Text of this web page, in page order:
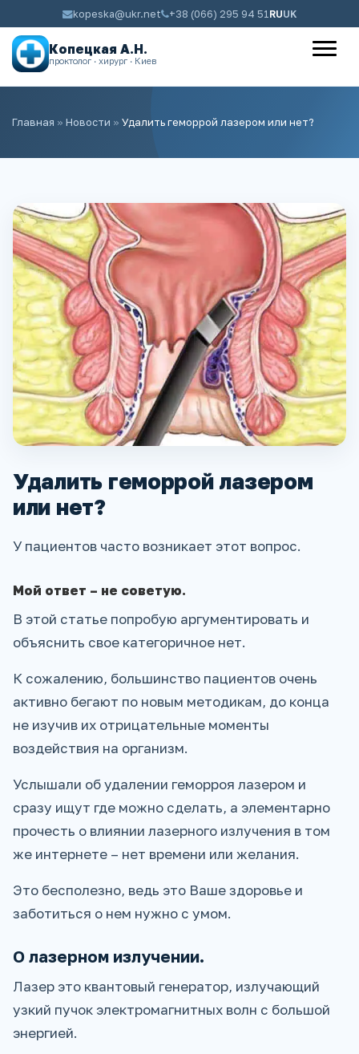
kopeska@ukr.net +38 (066) 295 94 51RUUK
Копецкая А.Н.
проктолог · хирург · Киев
Главная » Новости » Удалить геморрой лазером или нет?
Удалить геморрой лазером
или нет?
У пациентов часто возникает этот вопрос.
Мой ответ – не советую.
В этой статье попробую аргументировать и
объяснить свое категоричное нет.
К сожалению, большинство пациентов очень
активно бегают по новым методикам, до конца
не изучив их отрицательные моменты
воздействия на организм.
Услышали об удалении геморроя лазером и
сразу ищут где можно сделать, а элементарно
прочесть о влиянии лазерного излучения в том
же интернете – нет времени или желания.
Это бесполезно, ведь это Ваше здоровье и
заботиться о нем нужно с умом.
О лазерном излучении.
Лазер это квантовый генератор, излучающий
узкий пучок электромагнитных волн с большой
энергией.